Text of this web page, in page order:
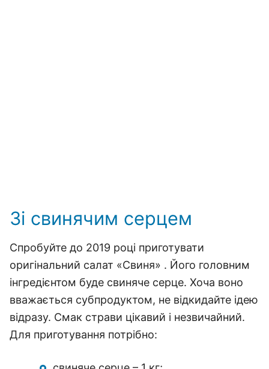
Зі свинячим серцем
Спробуйте до 2019 році приготувати
оригінальний салат «Свиня» . Його головним
інгредієнтом буде свиняче серце. Хоча воно
вважається субпродуктом, не відкидайте ідею
відразу. Смак страви цікавий і незвичайний.
Для приготування потрібно: